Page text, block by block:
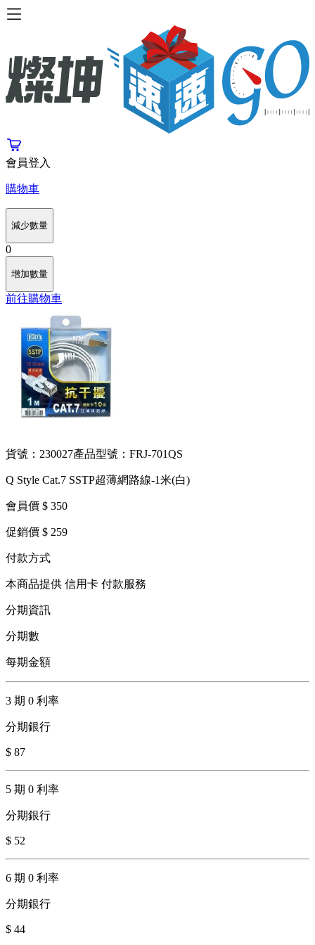
會員登入
購物車
減少數量
0
增加數量
前往購物車
貨號：230027產品型號：FRJ-701QS
Q Style Cat.7 SSTP超薄網路線-1米(白)
會員價 $ 350
促銷價 $ 259
付款方式
本商品提供 信用卡 付款服務
分期資訊
分期數
每期金額
3 期 0 利率
分期銀行
$ 87
5 期 0 利率
分期銀行
$ 52
6 期 0 利率
分期銀行
$ 44